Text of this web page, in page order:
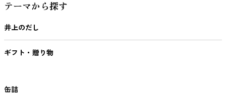
テーマから探す
井上のだし
ギフト・贈り物
缶詰